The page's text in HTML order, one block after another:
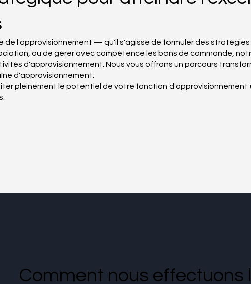
de l'approvisionnement — qu'il s'agisse de formuler des stratégies
ou de gérer avec compétence les bons de commande,
d'approvisionnement. Nous vous offrons un parcours
d'approvisionnement.
pleinement le potentiel de votre fonction d'approvisionnement
Comment nous effectuons